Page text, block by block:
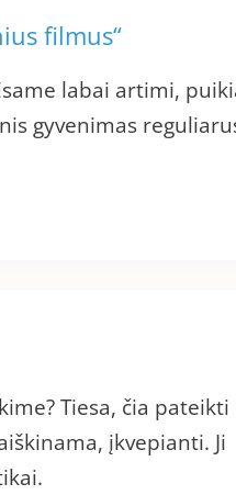
filmus“
labai artimi,
gyvenimas
Tiesa, čia pateikti
įkvepianti. Ji